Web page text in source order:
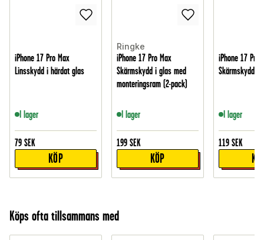
iPhone 17 Pro Max
Linsskydd i härdat glas
I lager
79 SEK
KÖP
Ringke
iPhone 17 Pro Max
Skärmskydd i glas med
monteringsram (2-pack)
I lager
199 SEK
KÖP
iPhone 17 Pro
Skärmskydd i
I lager
119 SEK
Köps ofta tillsammans med